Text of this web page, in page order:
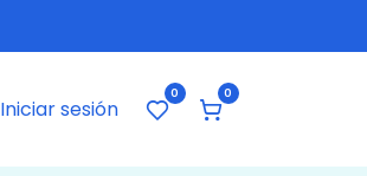
Iniciar sesión
0 0